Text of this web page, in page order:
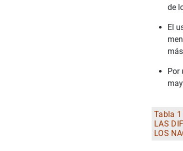
de
El
Por
Tabla 1
LAS
LOS